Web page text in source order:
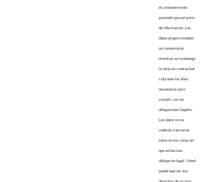
el consentimiento
prestado para el envío
de información. Los
datos proporcionados
se conservarán
mientras se mantenga
la relación contractual
o durante los años
necesarios para
cumplir con las
obligaciones legales.
Los datos no se
cederán a terceros
salvo en los casos en
que exista una
obligación legal. Usted
puede ejercer sus